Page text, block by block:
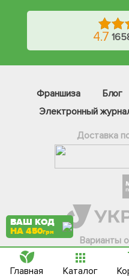
4.7
Франшиза Блог
Электронный
Доставка
Варианты
ВАШ КОД
НА 450грн
Главная Каталог